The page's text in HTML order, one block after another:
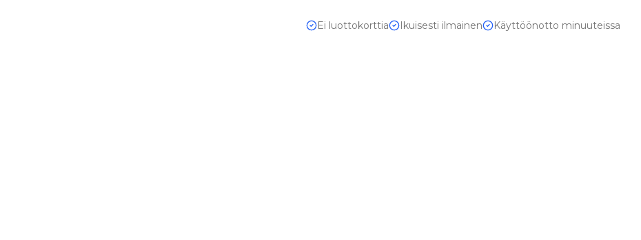
Ei luottokorttia Ikuisesti ilmainen Käyttöönotto minuuteissa